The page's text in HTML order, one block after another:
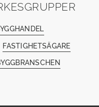
FASTIGHETSÄGARE